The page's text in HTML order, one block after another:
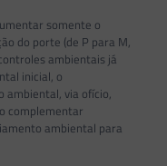
somente o
do porte (de P para M,
ambientais já
inicial, o
ambiental, via ofício,
complementar
ambiental para